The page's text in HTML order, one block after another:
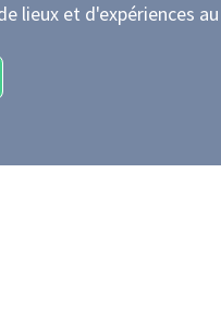
lieux et d'expériences